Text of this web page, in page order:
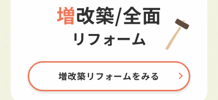
増改築/全面
リフォーム
増改築リフォームをみる